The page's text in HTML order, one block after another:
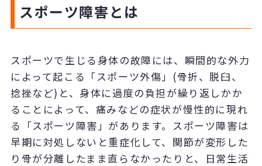
スポーツ障害とは
スポーツで生じる身体の故障には、瞬間的な外力
によって起こる「スポーツ外傷」(骨折、脱臼、
捻挫など)と、身体に過度の負担が繰り返しかか
ることによって、痛みなどの症状が慢性的に現れ
る「スポーツ障害」があります。スポーツ障害は
早期に対処しないと重症化して、関節が変形した
り骨が分離したまま直らなかったりと、日常生活